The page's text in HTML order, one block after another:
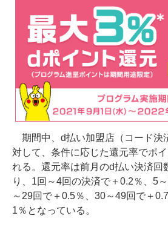
期間中、d払い加盟店（コード決
対して、条件に応じた還元率でポ
れる。還元率は前月のd払い決済回
り、1回～4回の決済で＋0.2％、5
～29回で＋0.5％、30～49回で＋
1％となっている。